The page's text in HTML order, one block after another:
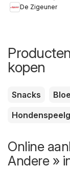
De Zigeuner
kopen
Snacks
Online
Andere »